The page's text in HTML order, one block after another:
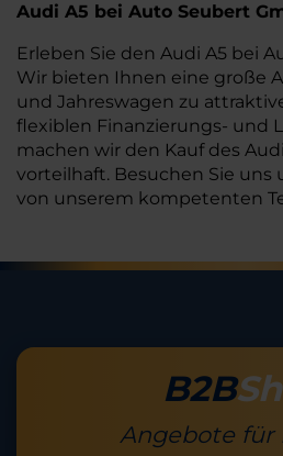
Audi A5 bei Auto Seubert
Erleben Sie den Audi A5 bei
Wir bieten Ihnen eine große
und Jahreswagen zu
flexiblen Finanzierungs- und
machen wir den Kauf des
vorteilhaft. Besuchen Sie uns
von unserem kompetenten
B2B
Angebote für